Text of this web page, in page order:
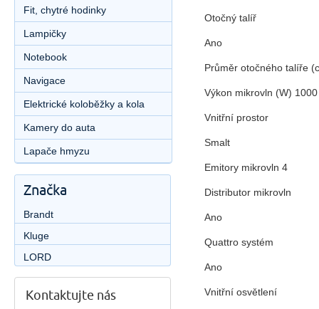
Otočný talíř
Ano
Průměr otočného talíře
Výkon mikrovln (W)
Vnitřní prostor
Smalt
Emitory mikrovln 4
Distributor mikrovln
Ano
Quattro systém
Ano
Vnitřní osvětlení
Fit, chytré hodinky
Lampičky
Notebook
Navigace
Elektrické koloběžky a kola
Kamery do auta
Lapače hmyzu
Značka
Brandt
Kluge
LORD
Kontaktujte nás